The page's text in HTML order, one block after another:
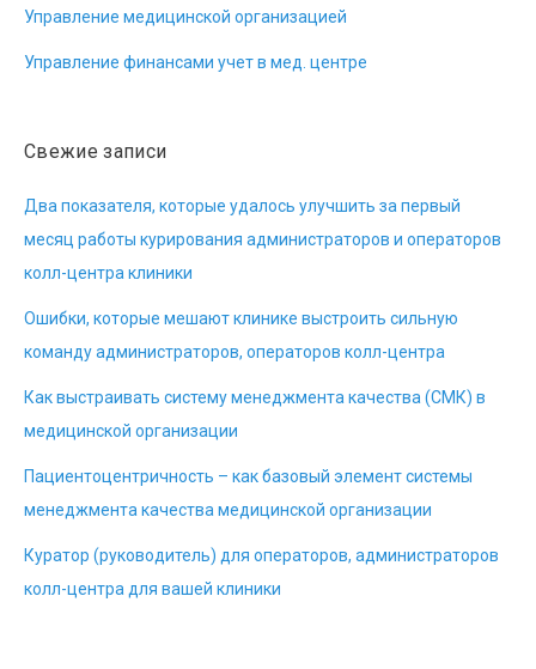
Управление медицинской организацией
Управление финансами учет в мед. центре
Свежие записи
Два показателя, которые удалось улучшить за первый
месяц работы курирования администраторов и операторов
колл-центра клиники
Ошибки, которые мешают клинике выстроить сильную
команду администраторов, операторов колл-центра
Как выстраивать систему менеджмента качества (СМК) в
медицинской организации
Пациентоцентричность – как базовый элемент системы
менеджмента качества медицинской организации
Куратор (руководитель) для операторов, администраторов
колл-центра для вашей клиники